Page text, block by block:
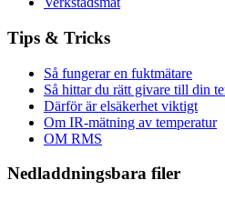
Tips & Tricks
Så fungerar en fuktmätare
Så hittar du rätt givare till din
Därför är elsäkerhet viktigt
Om IR-mätning av temperatur
OM RMS
Nedladdningsbara filer